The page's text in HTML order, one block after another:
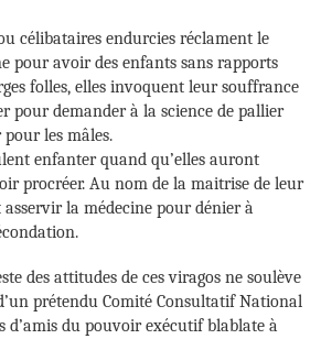
célibataires endurcies réclament le
pour avoir des enfants sans rapports
folles, elles invoquent leur souffrance
pour demander à la science de pallier
pour les mâles.
enfanter quand qu’elles auront
procréer. Au nom de la maitrise de leur
la médecine pour dénier à
des attitudes de ces viragos ne soulève
prétendu Comité Consultatif National
d’amis du pouvoir exécutif blablate à